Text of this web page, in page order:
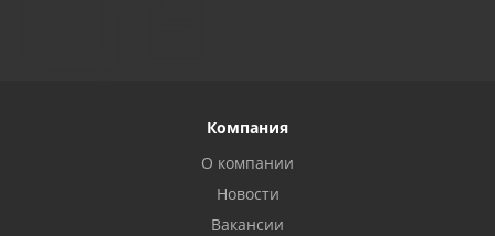
Компания
О компании
Новости
Вакансии